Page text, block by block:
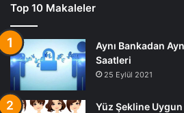
Top 10 Makaleler
Aynı Bankadan
Saatleri
25 Eylül 2021
Yüz Şekline